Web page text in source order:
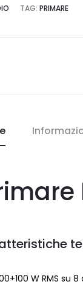
TAG: PRIMARE
W RMS su